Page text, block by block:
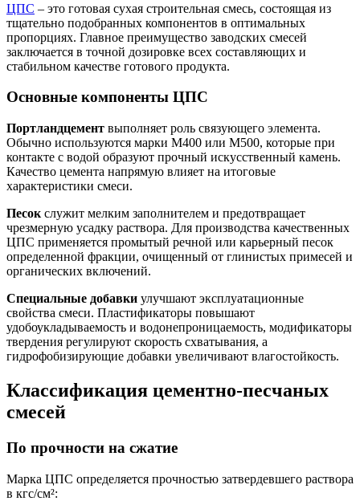
ЦПС – это готовая сухая строительная смесь, состоящая из
тщательно подобранных компонентов в оптимальных
пропорциях. Главное преимущество заводских смесей
заключается в точной дозировке всех составляющих и
стабильном качестве готового продукта.
Основные компоненты ЦПС
Портландцемент выполняет роль связующего элемента.
Обычно используются марки М400 или М500, которые при
контакте с водой образуют прочный искусственный камень.
Качество цемента напрямую влияет на итоговые
характеристики смеси.
Песок служит мелким заполнителем и предотвращает
чрезмерную усадку раствора. Для производства качественных
ЦПС применяется промытый речной или карьерный песок
определенной фракции, очищенный от глинистых примесей и
органических включений.
Специальные добавки улучшают эксплуатационные
свойства смеси. Пластификаторы повышают
удобоукладываемость и водонепроницаемость, модификаторы
твердения регулируют скорость схватывания, а
гидрофобизирующие добавки увеличивают влагостойкость.
Классификация цементно-песчаных
смесей
По прочности на сжатие
Марка ЦПС определяется прочностью затвердевшего раствора
в кгс/см²: